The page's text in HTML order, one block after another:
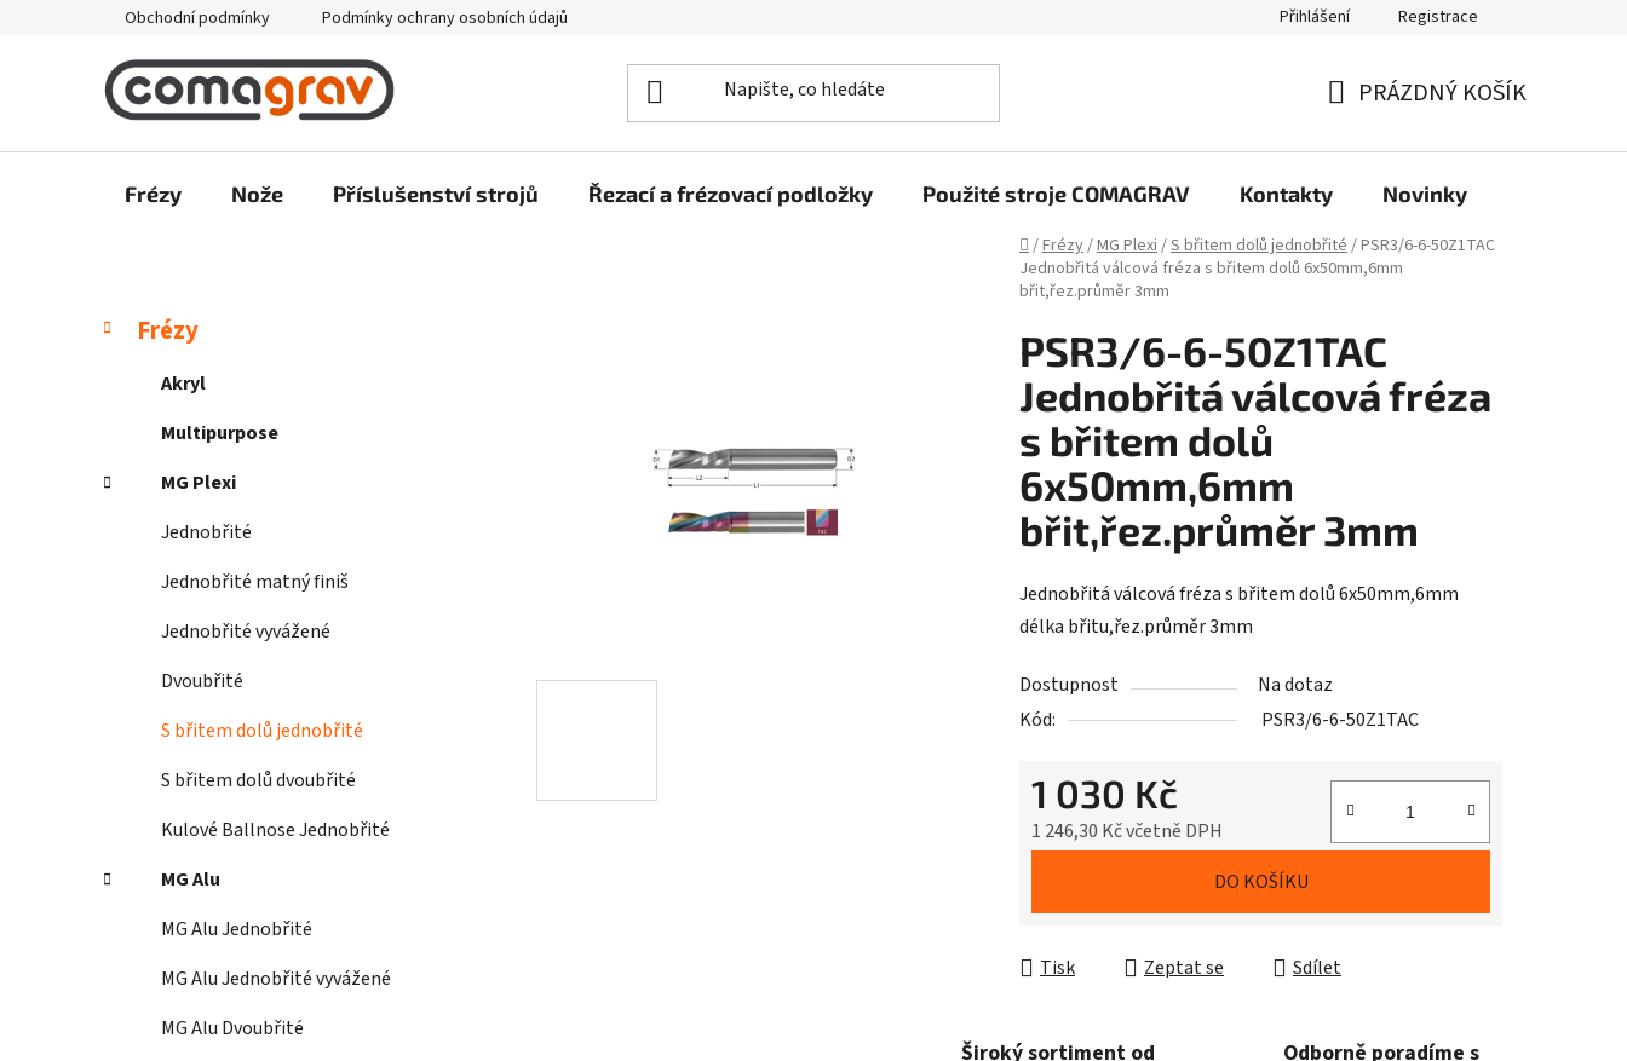
Obchodní podmínky Podmínky ochrany osobních údajů Přihlášení Registrace
KOŠÍK
PRÁZDNÝ KOŠÍK
Frézy Nože Příslušenství strojů Řezací a frézovací podložky Použité stroje COMAGRAV Kontakty Novinky
Domů
/Frézy/MG Plexi/S břitem dolů jednobřité/PSR3/6-6-50Z1TAC
Jednobřitá válcová fréza s břitem dolů 6x50mm,6mm
břit,řez.průměr 3mm
P
a
Přeskočit
kategorie
K
a
r
Frézy
Akryl
Multipurpose
MG Plexi
Jednobřité
Jednobřité matný finiš
Jednobřité vyvážené
Dvoubřité
S břitem dolů jednobřité
S břitem dolů dvoubřité
Kulové Ballnose Jednobřité
MG Alu
MG Alu Jednobřité
MG Alu Jednobřité vyvážené
MG Alu Dvoubřité
PSR3/6-6-50Z1TAC
Jednobřitá válcová fréza
s břitem dolů
6x50mm,6mm
břit,řez.průměr 3mm
Jednobřitá válcová fréza s břitem dolů 6x50mm,6mm
délka břitu,řez.průměr 3mm
Dostupnost
Na dotaz
Kód:
PSR3/6-6-50Z1TAC
1 030 Kč
1 246,30 Kč včetně DPH
DO KOŠÍKU
Tisk Zeptat se Sdílet
Široký sortiment od
Odborně poradíme s